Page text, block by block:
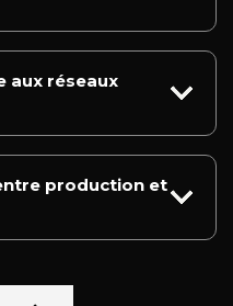
aux réseaux
production et